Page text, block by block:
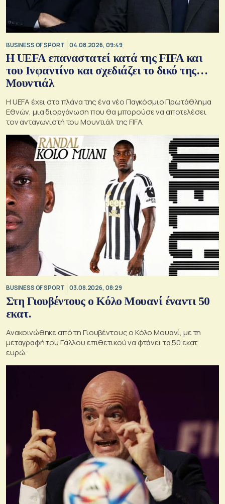
BUSINESS OF SPORT 04.08.2026, 09:49
Η UEFA επαναστατεί κατά της FIFA και
του Ινφαντίνο και σχεδιάζει το δικό της…
Μουντιάλ
Η UEFA έχει στα πλάνα της ένα νέο Παγκόσμιο Πρωτάθλημα
Εθνών, μια διοργάνωση που θα μπορούσε να αποτελέσει
τον ανταγωνιστή του Μουντιάλ της FIFA.
BUSINESS OF SPORT 03.08.2026, 08:29
Στη Γιουβέντους ο Κόλο Μουανί έναντι 50
εκατ.
Ανακοινώθηκε από τη Γιουβέντους ο Κόλο Μουανί, με τη
μεταγραφή του Γάλλου επιθετικού να φτάνει τα 50 εκατ.
ευρώ.